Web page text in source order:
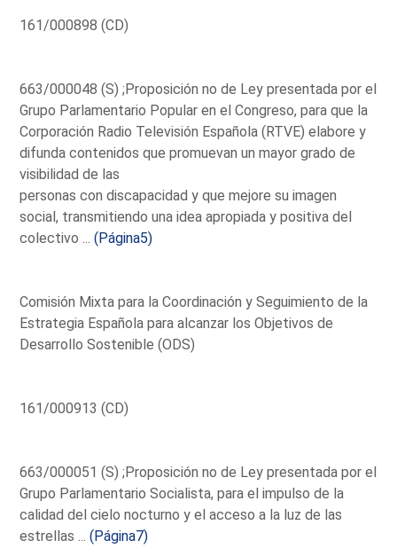
161/000898 (CD)
663/000048 (S) ;Proposición no de Ley presentada por el
Grupo Parlamentario Popular en el Congreso, para que la
Corporación Radio Televisión Española (RTVE) elabore y
difunda contenidos que promuevan un mayor grado de
visibilidad de las
personas con discapacidad y que mejore su imagen
social, transmitiendo una idea apropiada y positiva del
colectivo ...(Página5)
Comisión Mixta para la Coordinación y Seguimiento de la
Estrategia Española para alcanzar los Objetivos de
Desarrollo Sostenible (ODS)
161/000913 (CD)
663/000051 (S) ;Proposición no de Ley presentada por el
Grupo Parlamentario Socialista, para el impulso de la
calidad del cielo nocturno y el acceso a la luz de las
estrellas ...(Página7)